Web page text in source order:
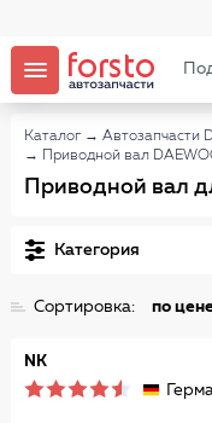
Каталог → Автозапчасти
→
Приводной вал
Приводной вал
Категория
Сортировка: по
NK